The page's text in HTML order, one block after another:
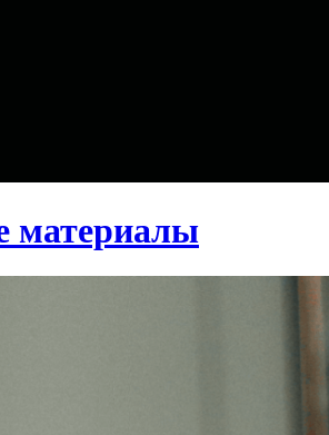
материалы